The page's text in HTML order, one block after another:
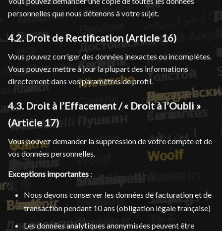
personnelles que nous détenons à votre sujet.
4.2. Droit de Rectification (Article 16)
Vous pouvez corriger des données inexactes ou incomplètes.
Vous pouvez mettre à jour la plupart des informations
directement dans vos paramètres de profil.
4.3. Droit à l’Effacement / « Droit à l’Oubli »
(Article 17)
Vous pouvez demander la suppression de votre compte et de
vos données personnelles.
Exceptions importantes :
Nous devons conserver les données de facturation et de
transaction pendant 10 ans (obligation légale française)
Les données analytiques anonymisées peuvent être